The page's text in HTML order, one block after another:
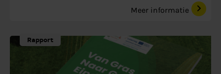
Meer informatie
Rapport